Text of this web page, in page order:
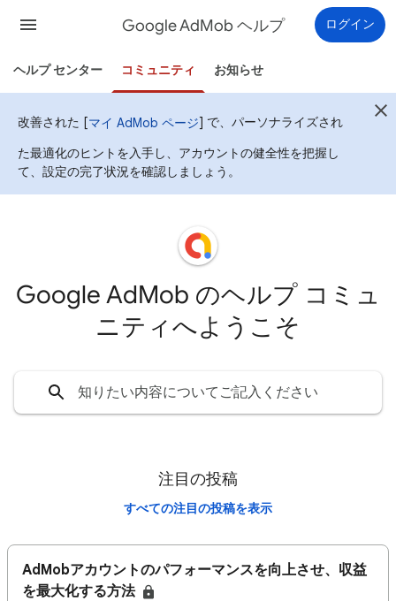
Google AdMob ヘルプ ログイン
ヘルプ センター コミュニティ お知らせ
改善された [マイ AdMob ページ] で、パーソナライズされ
た最適化のヒントを入手し、アカウントの健全性を把握し
て、設定の完了状況を確認しましょう。
Google AdMob のヘルプ コミュ
ニティへようこそ
注目の投稿
すべての注目の投稿を表示
AdMobアカウントのパフォーマンスを向上させ、収益
を最大化する方法